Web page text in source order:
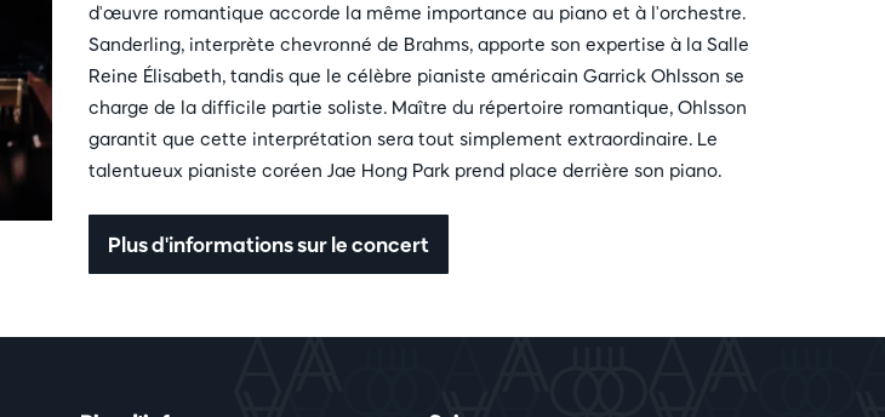
d'œuvre romantique accorde la même importance au piano et à l'orchestre.
Sanderling, interprète chevronné de Brahms, apporte son expertise à la Salle
Reine Élisabeth, tandis que le célèbre pianiste américain Garrick Ohlsson se
charge de la difficile partie soliste. Maître du répertoire romantique, Ohlsson
garantit que cette interprétation sera tout simplement extraordinaire. Le
talentueux pianiste coréen Jae Hong Park prend place derrière son piano.
Plus d'informations sur le concert